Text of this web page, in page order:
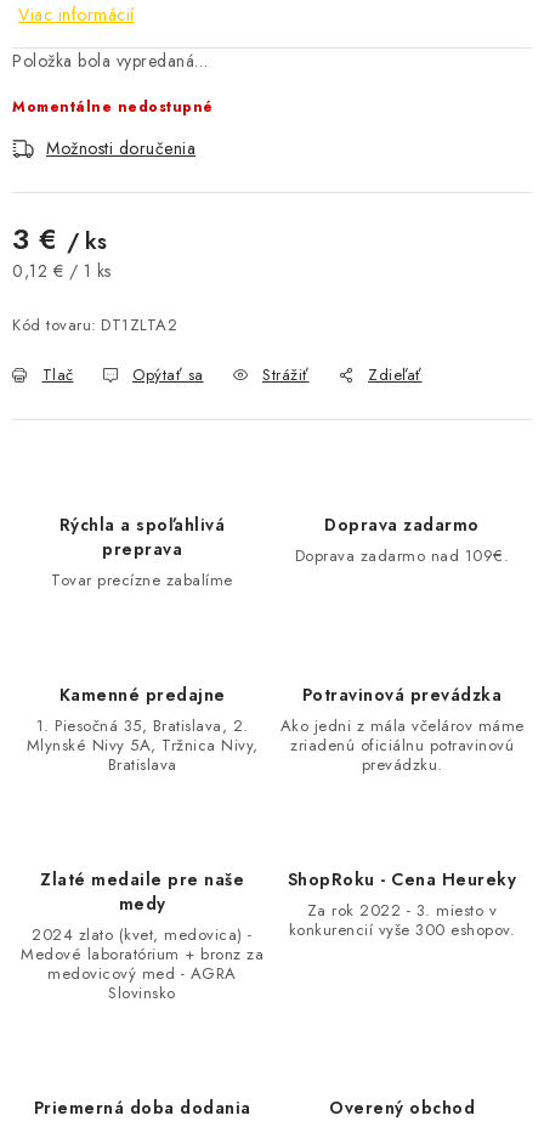
AKCIE A ZĽAVY
ČOKOLÁDA
Kamenná predajňa
Kontakty
Doprava a platba
Viac informácií
Položka bola vypredaná…
Momentálne nedostupné
Možnosti doručenia
3 € / ks
Jednotková cena:
0,12 € / 1 ks
Kód tovaru: DT1ZLTA2
Tlač Opýtať sa Strážiť Zdieľať
Rýchla a spoľahlivá
preprava
Tovar precízne zabalíme
Doprava zadarmo
Doprava zadarmo nad 109€.
Kamenné predajne
1. Piesočná 35, Bratislava, 2.
Mlynské Nivy 5A, Tržnica Nivy,
Bratislava
Potravinová prevádzka
Ako jedni z mála včelárov máme
zriadenú oficiálnu potravinovú
prevádzku.
Zlaté medaile pre naše
medy
2024 zlato (kvet, medovica) -
Medové laboratórium + bronz za
medovicový med - AGRA
Slovinsko
ShopRoku - Cena Heureky
Za rok 2022 - 3. miesto v
konkurencií vyše 300 eshopov.
Priemerná doba dodania Overený obchod